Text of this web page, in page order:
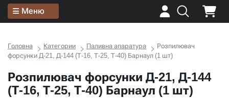
Меню
Головна Категории Паливна апаратура
Розпилювач
форсунки Д-21, Д-144 (Т-16, Т-25, Т-40) Барнаул (1 шт)
Розпилювач форсунки Д-21, Д-144
(Т-16, Т-25, Т-40) Барнаул (1 шт)